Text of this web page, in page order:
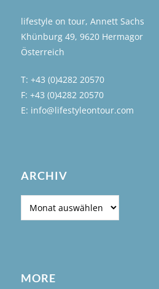
lifestyle on tour, Annett Sachs
Khünburg 49, 9620 Hermagor
Österreich
T: +43 (0)4282 20570
F: +43 (0)4282 20570
E: info@lifestyleontour.com
ARCHIV
MORE